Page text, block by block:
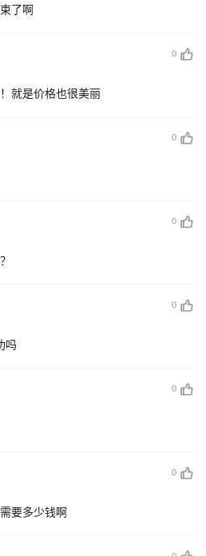
了啊
0
就是价格也很美丽
0
0
0
吗
0
0
要多少钱啊